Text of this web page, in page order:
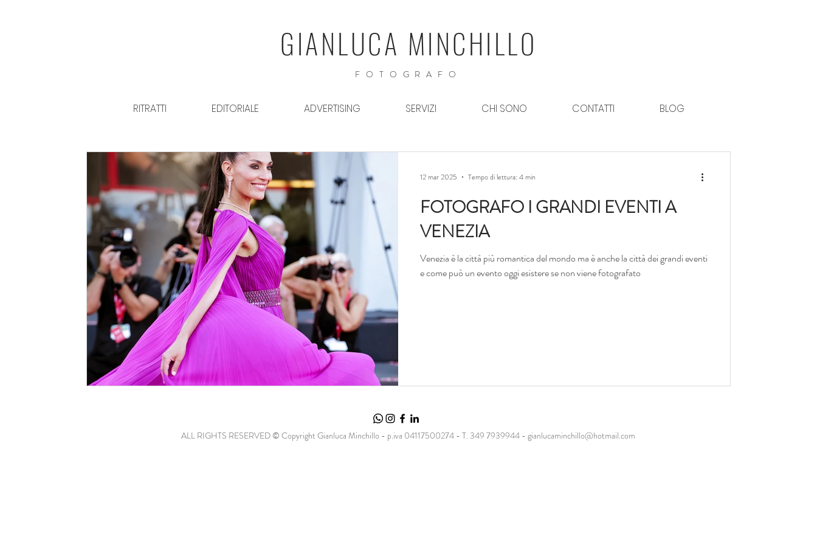
GIANLUCA MINCHILLO
FOTOGRAFO
RITRATTI EDITORIALE ADVERTISING SERVIZI CHI SONO CONTATTI BLOG
FOTOGRAFO I GRANDI EVENTI A
VENEZIA
Venezia è la città più romantica del mondo ma è anche la città dei grandi eventi
e come può un evento oggi esistere se non viene fotografato
12 mar 2025 Tempo di lettura: 4 min
ALL RIGHTS RESERVED© Copyright Gianluca Minchillo - p.iva 04117500274 - T. 349 7939944 - gianlucaminchillo@hotmail.com